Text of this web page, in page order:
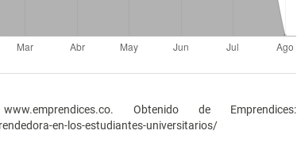
Obtenido de Emprendices:
en-los-estudiantes-universitarios/